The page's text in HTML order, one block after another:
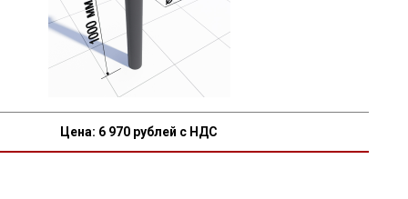
Цена: 6 970 рублей с НДС